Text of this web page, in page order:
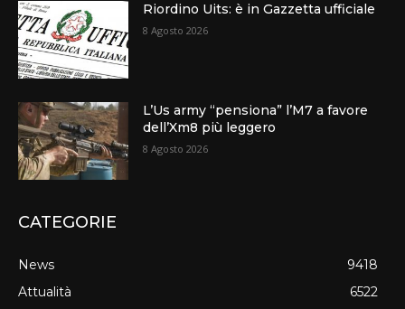
Riordino Uits: è in Gazzetta ufficiale
8 Agosto 2026
L’Us army “pensiona” l’M7 a favore
dell’Xm8 più leggero
8 Agosto 2026
CATEGORIE
News
9418
Attualità
6522